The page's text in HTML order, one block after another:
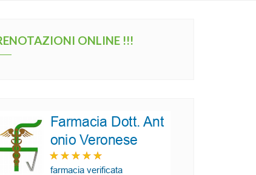
ONLINE !!!